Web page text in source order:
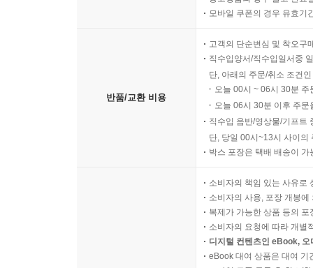
모바일 쿠폰의 경우 유효기
반품/교환 비용
고객의 단순변심 및 착오구
직수입양서/직수입일서중
단, 아래의 주문/취소 조건
오늘 00시 ~ 06시 30분
오늘 06시 30분 이후 주
직수입 음반/영상물/기프트
단, 당일 00시~13시 사이의
박스 포장은 택배 배송이
소비자의 책임 있는 사유로
소비자의 사용, 포장 개봉
복제가 가능한 상품 등의
소비자의 요청에 따라 개별
디지털 컨텐츠인 eBook,
eBook 대여 상품은 대여 기